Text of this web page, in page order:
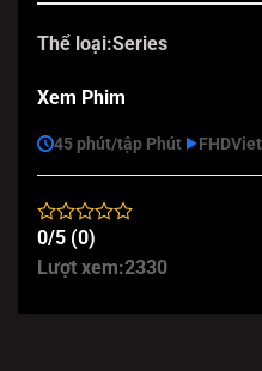
Thể loại:Series
Xem Phim
45 phút/tập Phút FHD
0/5 (0)
Lượt xem:2330